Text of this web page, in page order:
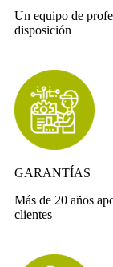
Un equipo de
disposición
GARANTÍAS
Más de 20 años
clientes